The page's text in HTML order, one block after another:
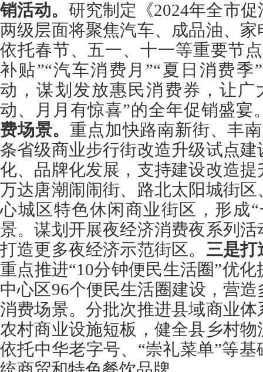
销活动。 研究制定《2024年全市
两级层面将聚焦汽车、成品油、
依托春节、五一、十一等重要节
补贴”“汽车消费月”“夏日消费
动，谋划发放惠民消费券，让广
动、月月有惊喜”的全年促销盛宴
费场景。重点加快路南新街、丰
条省级商业步行街改造升级试点
化、品牌化发展，支持建设改造
万达唐潮闹闹街、路北太阳城街
心城区特色休闲商业街区，形成
景。谋划开展夜经济消费夜系列
打造更多夜经济示范街区。 三是打
重点推进“10分钟便民生活圈”优
中心区96个便民生活圈建设，营
消费场景。分批次推进县域商业
农村商业设施短板，健全县乡村
依托中华老字号、“崇礼菜单”等